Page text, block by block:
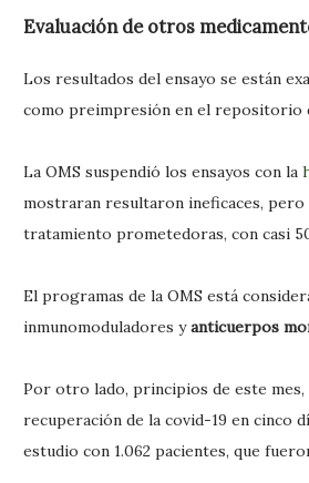
Evaluación de otros
Los resultados del ensayo se están
como preimpresión en el repositorio
La OMS suspendió los ensayos con la
mostraran resultaron ineficaces, pero
tratamiento prometedoras, con casi
El programas de la OMS está
inmunomoduladores yanticuerpos
Por otro lado, principios de este mes,
recuperación de la covid-19 en cinco
estudio con 1.062 pacientes, que